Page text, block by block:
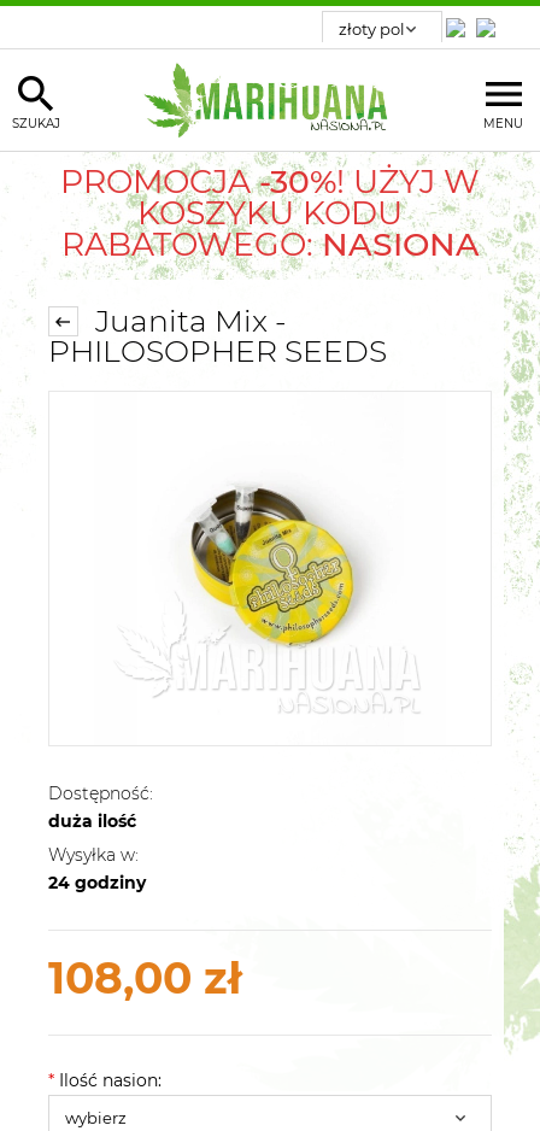
MENU
SZUKAJ
PROMOCJA-30%! UŻYJ W
KOSZYKU KODU
RABATOWEGO:NASIONA
Juanita Mix -
PHILOSOPHER SEEDS
Dostępność:
duża ilość
Wysyłka w:
24 godziny
108,00 zł
* Ilość nasion: